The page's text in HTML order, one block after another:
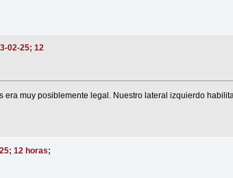
02-25; 12
muy posiblemente legal. Nuestro lateral izquierdo
12 horas;